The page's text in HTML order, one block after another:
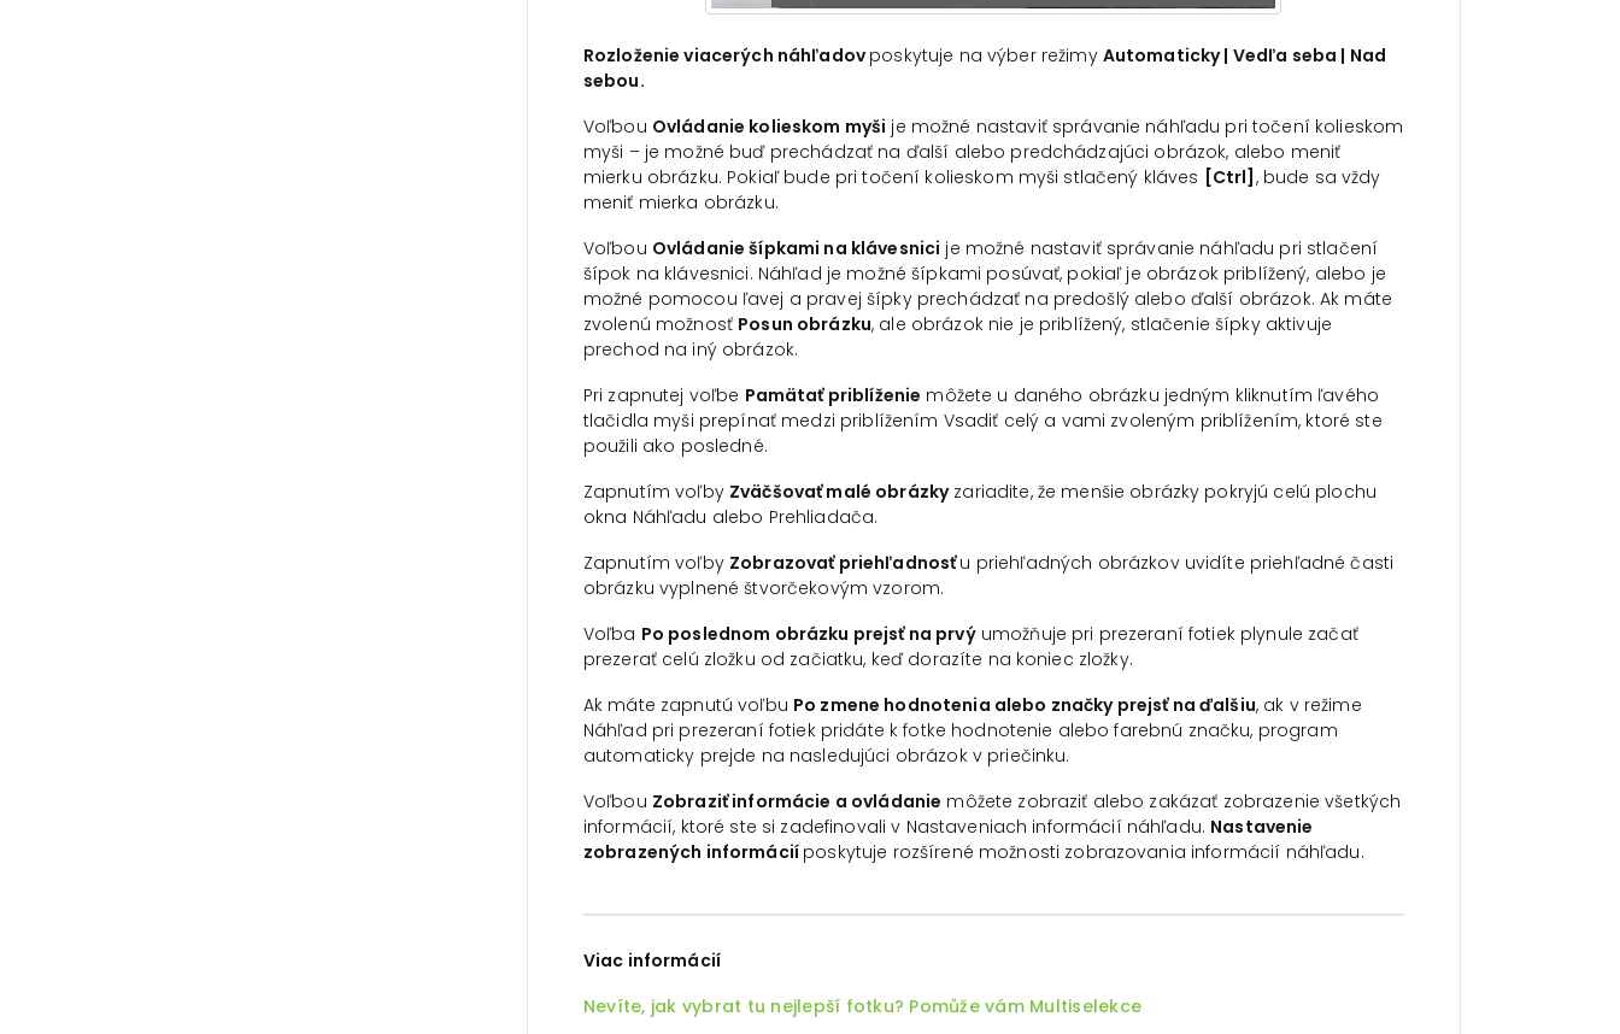
Rozloženie viacerých náhľadov poskytuje na výber režimy Automaticky | Vedľa seba | Nad
sebou.
Voľbou Ovládanie kolieskom myši je možné nastaviť správanie náhľadu pri točení kolieskom
myši – je možné buď prechádzať na ďalší alebo predchádzajúci obrázok, alebo meniť
mierku obrázku. Pokiaľ bude pri točení kolieskom myši stlačený kláves [Ctrl] , bude sa vždy
meniť mierka obrázku.
Voľbou Ovládanie šípkami na klávesnici je možné nastaviť správanie náhľadu pri stlačení
šípok na klávesnici. Náhľad je možné šípkami posúvať, pokiaľ je obrázok priblížený, alebo je
možné pomocou ľavej a pravej šípky prechádzať na predošlý alebo ďalší obrázok. Ak máte
zvolenú možnosť Posun obrázku, ale obrázok nie je priblížený, stlačenie šípky aktivuje
prechod na iný obrázok.
Pri zapnutej voľbe Pamätať priblíženie môžete u daného obrázku jedným kliknutím ľavého
tlačidla myši prepínať medzi priblížením Vsadiť celý a vami zvoleným priblížením, ktoré ste
použili ako posledné.
Zapnutím voľby Zväčšovať malé obrázkyzariadite, že menšie obrázky pokryjú celú plochu
okna Náhľadu alebo Prehliadača.
Zapnutím voľby Zobrazovať priehľadnosťu priehľadných obrázkov uvidíte priehľadné časti
obrázku vyplnené štvorčekovým vzorom.
Voľba Po poslednom obrázku prejsť na prvýumožňuje pri prezeraní fotiek plynule začať
prezerať celú zložku od začiatku, keď dorazíte na koniec zložky.
Ak máte zapnutú voľbu Po zmene hodnotenia alebo značky prejsť na ďalšiu, ak v režime
Náhľad pri prezeraní fotiek pridáte k fotke hodnotenie alebo farebnú značku, program
automaticky prejde na nasledujúci obrázok v priečinku.
Voľbou Zobraziť informácie a ovládanie môžete zobraziť alebo zakázať zobrazenie všetkých
informácií, ktoré ste si zadefinovali v Nastaveniach informácií náhľadu. Nastavenie
zobrazených informácií poskytuje rozšírené možnosti zobrazovania informácií náhľadu.
Viac informácií
Nevíte, jak vybrat tu nejlepší fotku? Pomůže vám Multiselekce